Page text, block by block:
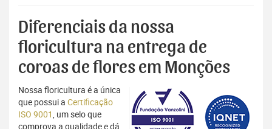
Diferenciais da nossa
floricultura na entrega de
coroas de flores em Monções
Nossa floricultura é a única
que possui a Certificação
ISO 9001, um selo que
comprova a qualidade e dá